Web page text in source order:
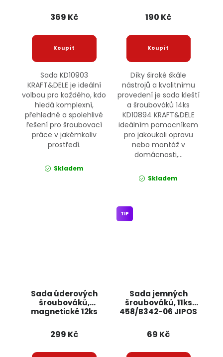
369 Kč
Sada KD10903
KRAFT&DELE je ideální
volbou pro každého, kdo
hledá komplexní,
přehledné a spolehlivé
řešení pro šroubovací
práce v jakémkoliv
prostředí.
Skladem
190 Kč
Díky široké škále
nástrojů a kvalitnímu
provedení je sada kleští
a šroubováků 14ks
KD10894 KRAFT&DELE
ideálním pomocníkem
pro jakoukoli opravu
nebo montáž v
domácnosti,...
Skladem
Sada úderových
šroubováků,
magnetické 12ks
KRAFT&DELE
299 Kč
Sada jemných
šroubováků, 11ks
458/B342-06 JIPOS
TIP
69 Kč